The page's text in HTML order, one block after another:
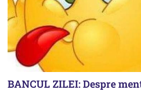
BANCUL ZILEI: Despre